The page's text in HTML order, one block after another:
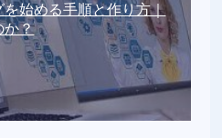
始める手順と作り方｜
か？